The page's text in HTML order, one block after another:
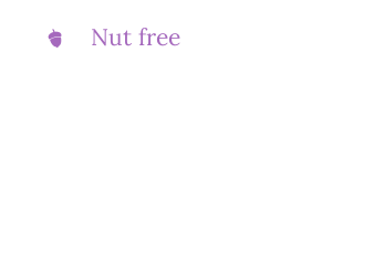
Nut free